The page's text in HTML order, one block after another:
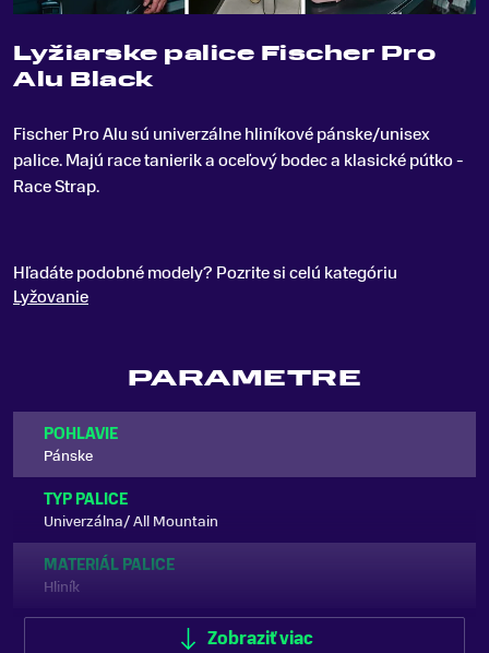
Lyžiarske palice Fischer Pro
Alu Black
Fischer Pro Alu sú univerzálne hliníkové pánske/unisex
palice.Majú race tanierik a oceľový bodec a klasické pútko -
Race Strap.
Hľadáte podobné modely? Pozrite si celú kategóriu
Lyžovanie
PARAMETRE
POHLAVIE
Pánske
TYP PALICE
Univerzálna/ All Mountain
MATERIÁL PALICE
Hliník
Zobraziť viac